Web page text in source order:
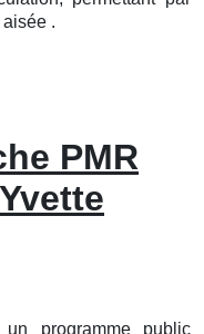
.
PMR
un programme public